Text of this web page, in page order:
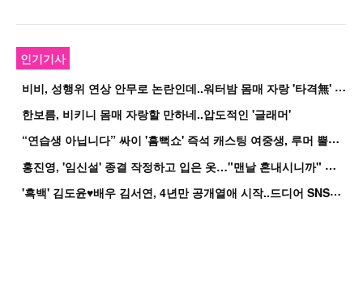
인기기사
비
비, 성행위 연상 안무로 논란인데..워터밤 몸매 자랑 '타격無' 근황
한보름, 비키니 몸매 자랑할 만하네..압도적인 '글래머'
“
연습생 아닙니다” 싸이 '흠뻑쇼' 즉석 캐스팅 여중생, 루머 뿔났다[Oh!쎈 이...
홍
진영, '임신설' 종결 작정하고 입은 옷…"맨날 혼내시니까" 억울
'
흑백' 김도윤♥배우 김서연, 4년만 공개열애 시작..드디어 SNS에 노출 [핫피...